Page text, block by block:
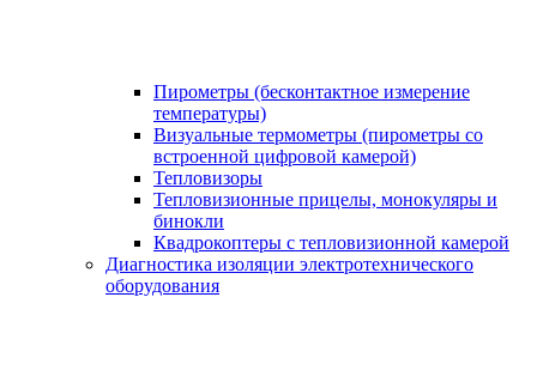
Пирометры (бесконтактное измерение
температуры)
Визуальные термометры (пирометры со
встроенной цифровой камерой)
Тепловизоры
Тепловизионные прицелы, монокуляры и
бинокли
Квадрокоптеры с тепловизионной камерой
Диагностика изоляции электротехнического
оборудования